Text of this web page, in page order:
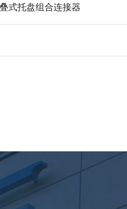
式托盘组合连接器